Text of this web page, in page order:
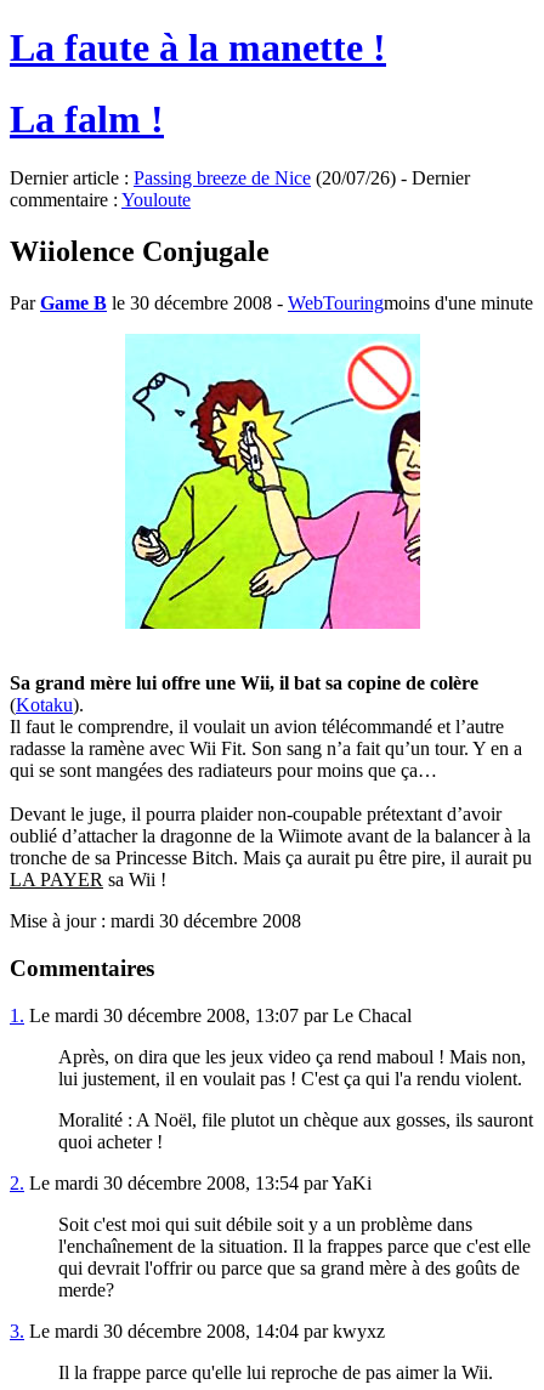
La faute à la manette !
La falm !
Dernier article : Passing breeze de Nice (20/07/26) - Dernier
commentaire : Youloute
Wiiolence Conjugale
ParGame B le 30 décembre 2008 - WebTouringmoins d'une minute
Sa grand mère lui offre une Wii, il bat sa copine de colère
(Kotaku).
Il faut le comprendre, il voulait un avion télécommandé et l’autre
radasse la ramène avec Wii Fit. Son sang n’a fait qu’un tour. Y en a
qui se sont mangées des radiateurs pour moins que ça…
Devant le juge, il pourra plaider non-coupable prétextant d’avoir
oublié d’attacher la dragonne de la Wiimote avant de la balancer à la
tronche de sa Princesse Bitch. Mais ça aurait pu être pire, il aurait pu
LA PAYER sa Wii !
Mise à jour : mardi 30 décembre 2008
Commentaires
1. Le mardi 30 décembre 2008, 13:07 par Le Chacal
Après, on dira que les jeux video ça rend maboul ! Mais non,
lui justement, il en voulait pas ! C'est ça qui l'a rendu violent.
Moralité : A Noël, file plutot un chèque aux gosses, ils sauront
quoi acheter !
2. Le mardi 30 décembre 2008, 13:54 par YaKi
Soit c'est moi qui suit débile soit y a un problème dans
l'enchaînement de la situation. Il la frappes parce que c'est elle
qui devrait l'offrir ou parce que sa grand mère à des goûts de
merde?
3. Le mardi 30 décembre 2008, 14:04 par kwyxz
Il la frappe parce qu'elle lui reproche de pas aimer la Wii.